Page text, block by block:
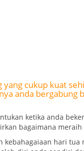
yang cukup kuat
anda
ketika anda
bagaimana meraih
kebahagaiaan hari